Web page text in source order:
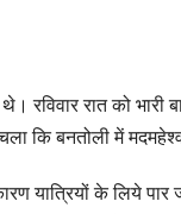
थे। रविवार रात को
कि बनतोली में
यात्रियों के लिये